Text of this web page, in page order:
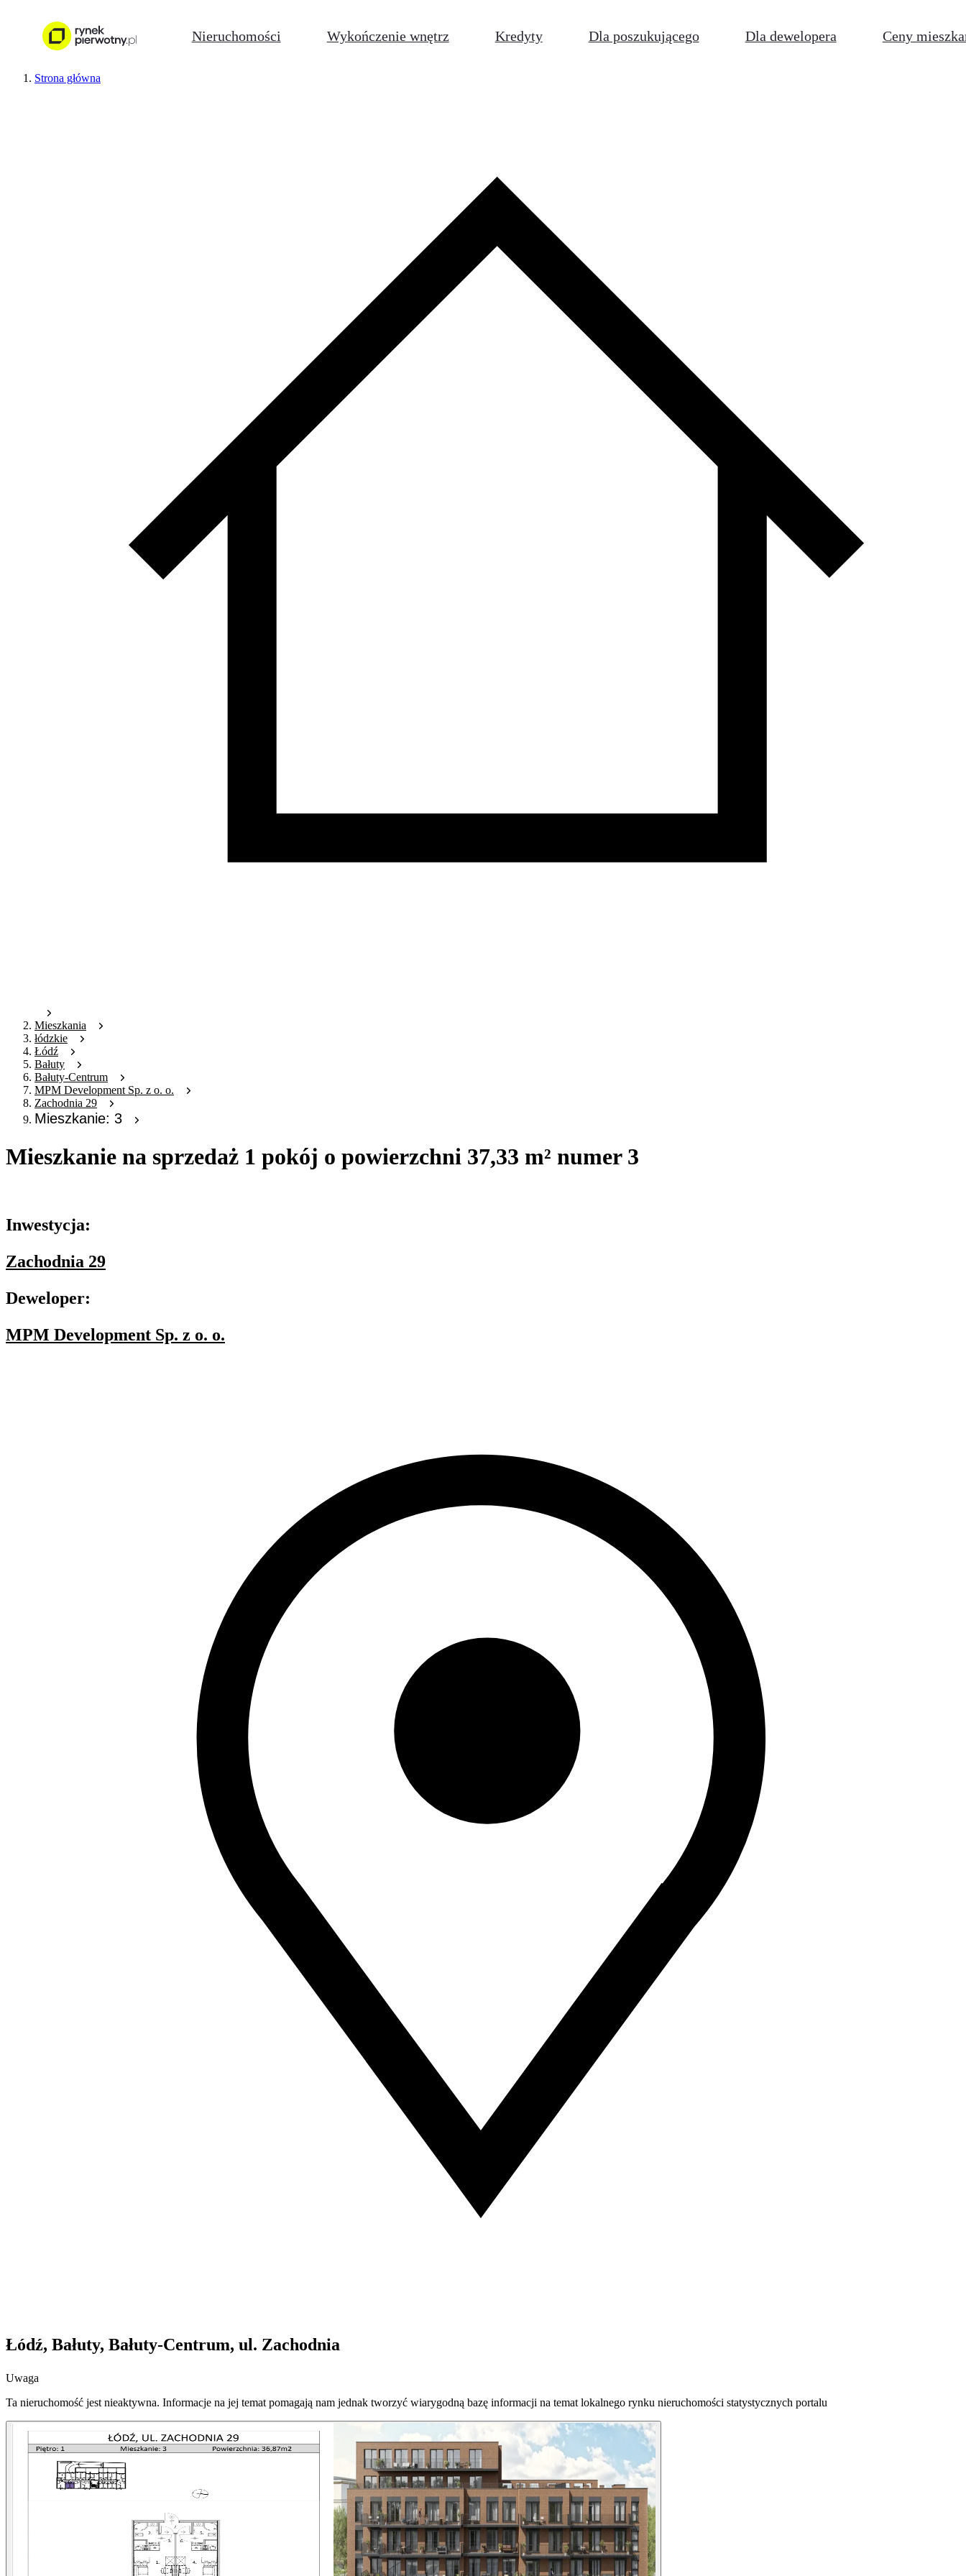
Nieruchomości Wykończenie wnętrz Kredyty Dla poszukującego Dla dewelopera Ceny
Strona główna
Mieszkania
łódzkie
Łódź
Bałuty
Bałuty-Centrum
MPM Development Sp. z o. o.
Zachodnia 29
Mieszkanie: 3
Mieszkanie na sprzedaż 1 pokój o powierzchni 37,33 m² numer 3
Inwestycja:
Zachodnia 29
Deweloper:
MPM Development Sp. z o. o.
Łódź, Bałuty, Bałuty-Centrum, ul. Zachodnia
Uwaga
Ta nieruchomość jest nieaktywna. Informacje na jej temat pomagają nam jednak tworzyć wiarygodną bazę informacji na temat lokalnego rynku nieruchomości statystycznych portalu